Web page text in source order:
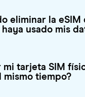
eliminar la eSIM
usado mis
mi tarjeta SIM
mismo tiempo?